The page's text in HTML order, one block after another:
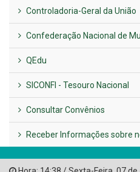
LINKS ÚTEIS
AMUPE
Governo de Pernambuco
Tribunal de Contas do